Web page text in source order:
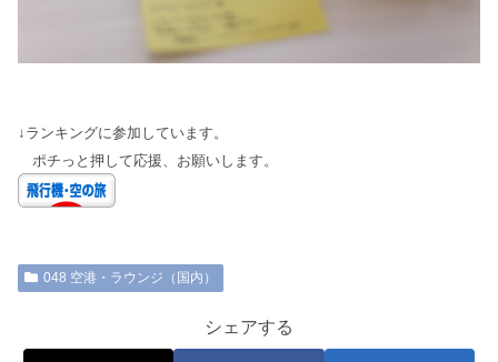
↓ランキングに参加しています。
ポチっと押して応援、お願いします。
048 空港・ラウンジ（国内）
シェアする